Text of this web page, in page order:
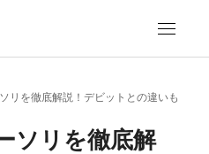
リを徹底解説！デビットとの違いも
ソリを徹底解